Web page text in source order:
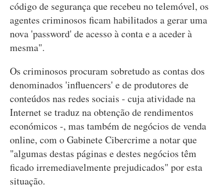
código de segurança que recebeu no telemóvel, os
agentes criminosos ficam habilitados a gerar uma
nova 'password' de acesso à conta e a aceder à
mesma".
Os criminosos procuram sobretudo as contas dos
denominados 'influencers' e de produtores de
conteúdos nas redes sociais - cuja atividade na
Internet se traduz na obtenção de rendimentos
económicos -, mas também de negócios de venda
online, com o Gabinete Cibercrime a notar que
"algumas destas páginas e destes negócios têm
ficado irremediavelmente prejudicados" por esta
situação.